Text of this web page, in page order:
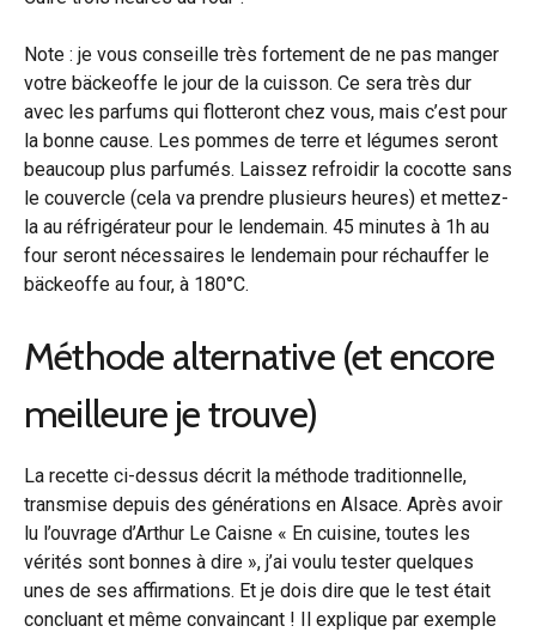
Note : je vous conseille très fortement de ne pas manger
votre bäckeoffe le jour de la cuisson. Ce sera très dur
avec les parfums qui flotteront chez vous, mais c’est pour
la bonne cause. Les pommes de terre et légumes seront
beaucoup plus parfumés. Laissez refroidir la cocotte sans
le couvercle (cela va prendre plusieurs heures) et mettez-
la au réfrigérateur pour le lendemain. 45 minutes à 1h au
four seront nécessaires le lendemain pour réchauffer le
bäckeoffe au four, à 180°C.
Méthode alternative (et encore
meilleure je trouve)
La recette ci-dessus décrit la méthode traditionnelle,
transmise depuis des générations en Alsace. Après avoir
lu l’ouvrage d’Arthur Le Caisne « En cuisine, toutes les
vérités sont bonnes à dire », j’ai voulu tester quelques
unes de ses affirmations. Et je dois dire que le test était
concluant et même convaincant ! Il explique par exemple